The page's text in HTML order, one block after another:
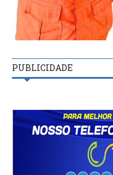
PUBLICIDADE